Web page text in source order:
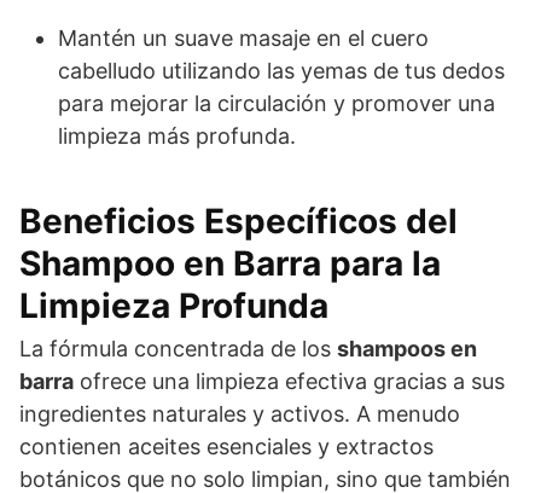
Mantén un suave masaje en el cuero
cabelludo utilizando las yemas de tus dedos
para mejorar la circulación y promover una
limpieza más profunda.
Beneficios Específicos del
Shampoo en Barra para la
Limpieza Profunda
La fórmula concentrada de los shampoos en
barra ofrece una limpieza efectiva gracias a sus
ingredientes naturales y activos. A menudo
contienen aceites esenciales y extractos
botánicos que no solo limpian, sino que también